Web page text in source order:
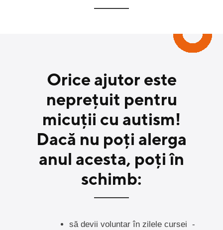
Orice ajutor este
neprețuit pentru
micuții cu autism!
Dacă nu poți alerga
anul acesta, poți în
schimb:
să devii voluntar în zilele cursei -